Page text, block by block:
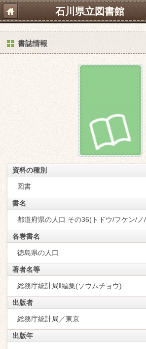
石川県立図書館
書誌情報
資料の種別
図書
書名
都道府県の人口 その36(トドウ/フケン/ノ
各巻書名
徳島県の人口
著者名等
総務庁統計局‖編集(ソウムチョウ)
出版者
総務庁統計局／東京
出版年